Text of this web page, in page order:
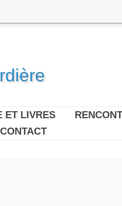
ET LIVRES
CONTACT